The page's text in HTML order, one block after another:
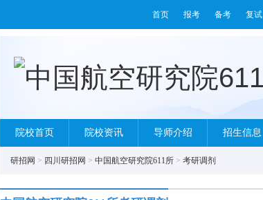
首页 报考 备考 复试
院校首页 院校资讯 导师介绍 招生信息
研招网 > 四川研招网 > 中国航空研究院611所 > 考研调剂